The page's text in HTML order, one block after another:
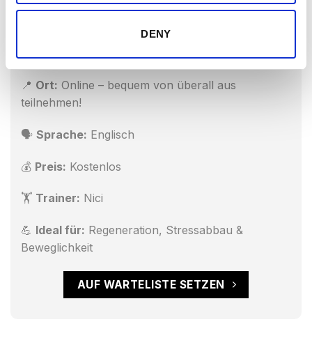
DENY
📍 Ort: Online – bequem von überall aus
teilnehmen!
🗣 Sprache: Englisch
💰 Preis: Kostenlos
🏋️ Trainer: Nici
💪 Ideal für: Regeneration, Stressabbau &
Beweglichkeit
AUF WARTELISTE SETZEN